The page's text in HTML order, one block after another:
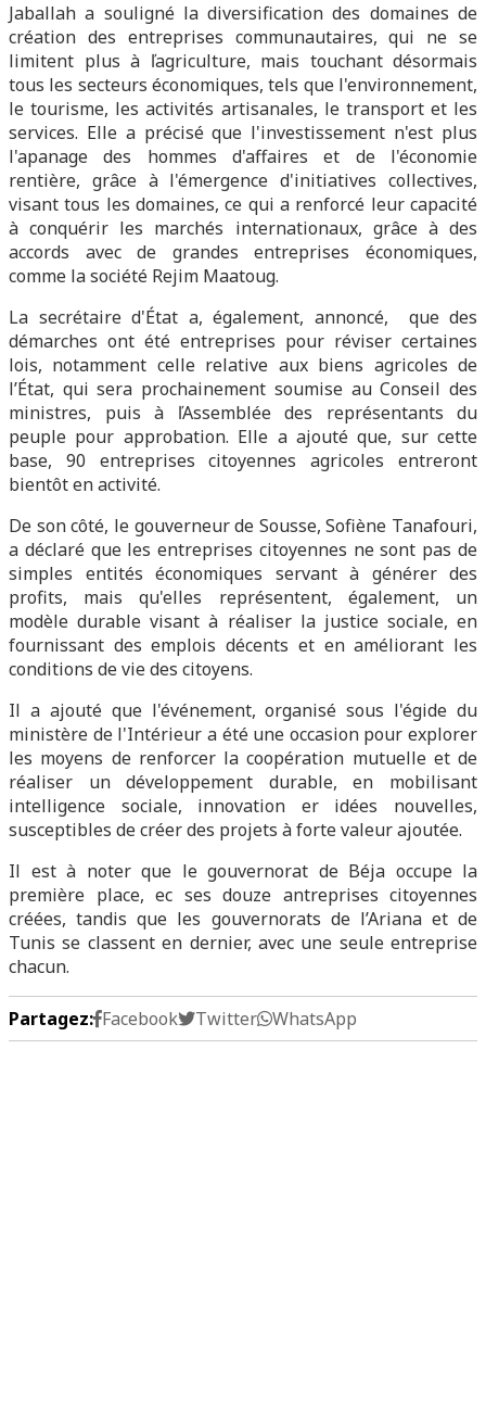
Jaballah a souligné la diversification des domaines de
création des entreprises communautaires, qui ne se
limitent plus à ľagriculture, mais touchant désormais
tous les secteurs économiques, tels que l'environnement,
le tourisme, les activités artisanales, le transport et les
services. Elle a précisé que l'investissement n'est plus
l'apanage des hommes d'affaires et de l'économie
rentière, grâce à l'émergence d'initiatives collectives,
visant tous les domaines, ce qui a renforcé leur capacité
à conquérir les marchés internationaux, grâce à des
accords avec de grandes entreprises économiques,
comme la société Rejim Maatoug.
La secrétaire d'État a, également, annoncé, que des
démarches ont été entreprises pour réviser certaines
lois, notamment celle relative aux biens agricoles de
l’État, qui sera prochainement soumise au Conseil des
ministres, puis à ľAssemblée des représentants du
peuple pour approbation. Elle a ajouté que, sur cette
base, 90 entreprises citoyennes agricoles entreront
bientôt en activité.
De son côté, le gouverneur de Sousse, Sofiène Tanafouri,
a déclaré que les entreprises citoyennes ne sont pas de
simples entités économiques servant à générer des
profits, mais qu'elles représentent, également, un
modèle durable visant à réaliser la justice sociale, en
fournissant des emplois décents et en améliorant les
conditions de vie des citoyens.
Il a ajouté que l'événement, organisé sous l'égide du
ministère de l'Intérieur a été une occasion pour explorer
les moyens de renforcer la coopération mutuelle et de
réaliser un développement durable, en mobilisant
intelligence sociale, innovation er idées nouvelles,
susceptibles de créer des projets à forte valeur ajoutée.
Il est à noter que le gouvernorat de Béja occupe la
première place, ec ses douze antreprises citoyennes
créées, tandis que les gouvernorats de l’Ariana et de
Tunis se classent en dernier, avec une seule entreprise
chacun.
Partagez: Facebook Twitter WhatsApp